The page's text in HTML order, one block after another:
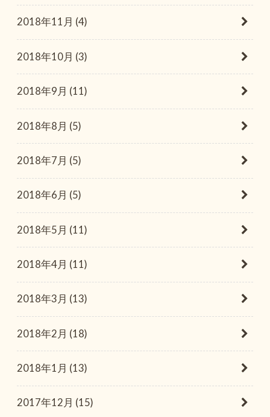
2018年11月 (4)
2018年10月 (3)
2018年9月 (11)
2018年8月 (5)
2018年7月 (5)
2018年6月 (5)
2018年5月 (11)
2018年4月 (11)
2018年3月 (13)
2018年2月 (18)
2018年1月 (13)
2017年12月 (15)